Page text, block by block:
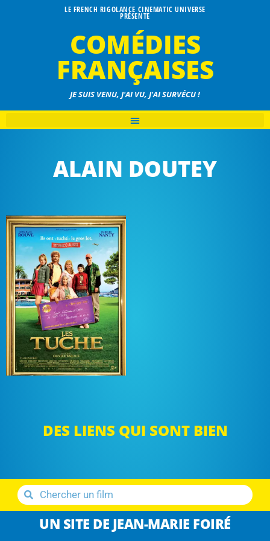
LE FRENCH RIGOLANCE CINEMATIC UNIVERSE
PRÉSENTE
COMÉDIES
FRANÇAISES
JE SUIS VENU, J'AI VU, J'AI SURVÉCU !
ALAIN DOUTEY
DES LIENS QUI SONT BIEN
UN SITE DE JEAN-MARIE FOIRÉ